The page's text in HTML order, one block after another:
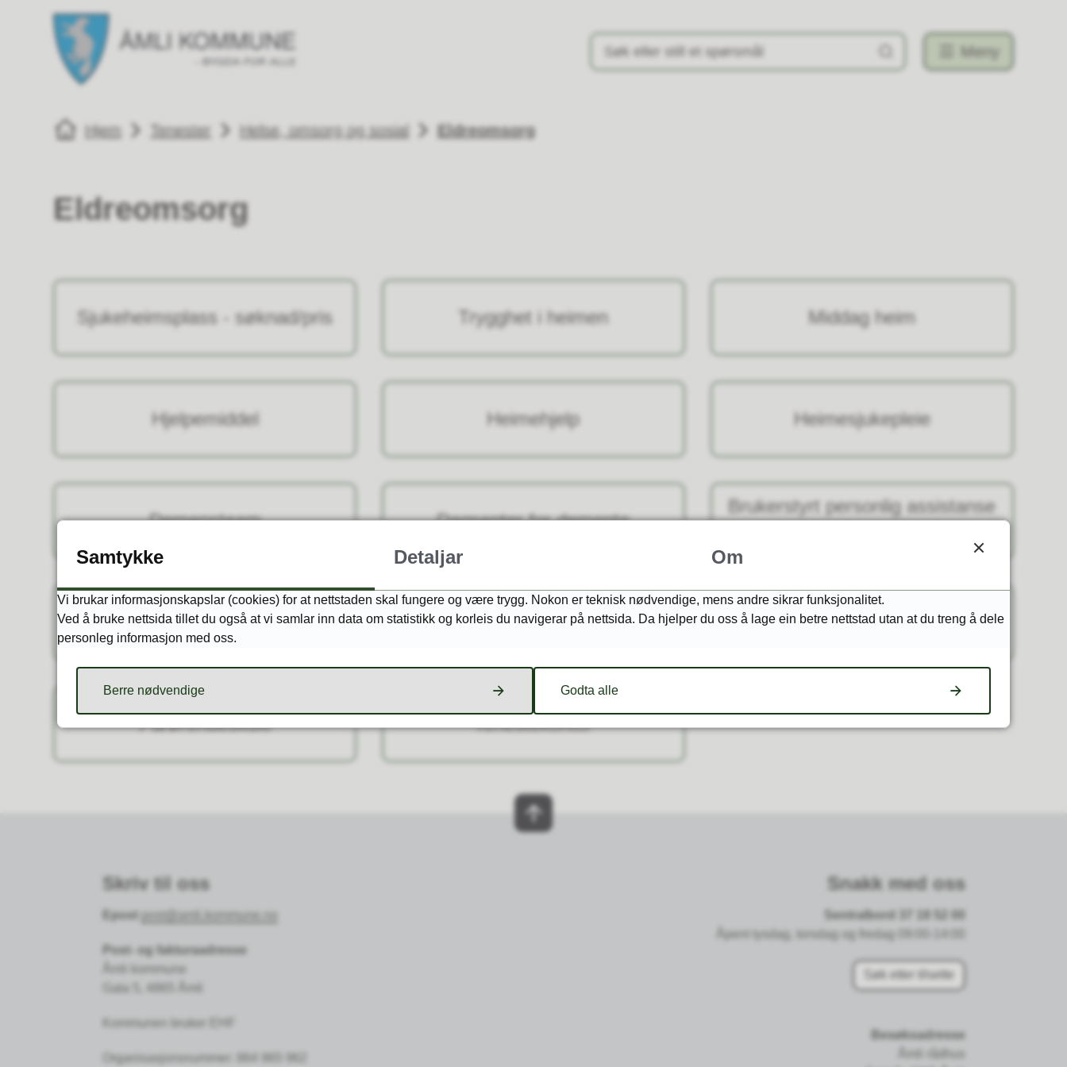
Åmli kommune
Meny
Du er her:
Hjem Tenester Helse, omsorg og sosial Eldreomsorg
Eldreomsorg
Sjukeheimsplass - søknad/pris Trygghet i heimen Middag heim
Hjelpemiddel Heimehjelp Heimesjukepleie
Demensteam Dagsenter for demente
Brukerstyrt personlig assistanse
Omsorgsstønad Fysioterapi Syn- og hørselskontakt
Pårørendeskule Tenestekontor
Skriv til oss
Epost post@amli.kommune.no
Post- og fakturaadresse
Åmli kommune
Gata 5, 4865 Åmli
Kommunen bruker EHF
Organisasjonsnummer: 864 965 962
Snakk med oss
Sentralbord 37 18 52 00
Åpent tysdag, torsdag og fredag 09:00-14:00
Søk etter tilsette
Besøksadresse
Åmli rådhus
Samtykke Detaljar Om
Vi brukar informasjonskapslar (cookies) for at nettstaden skal fungere og være trygg. Nokon er teknisk nødvendige, mens andre sikrar funksjonalitet.
Ved å bruke nettsida tillet du også at vi samlar inn data om statistikk og korleis du navigerar på nettsida. Da hjelper du oss å lage ein betre nettstad utan at du treng å dele
personleg informasjon med oss.
Berre nødvendige Godta alle